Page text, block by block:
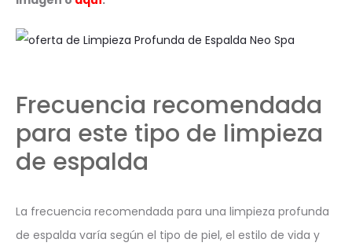
Frecuencia recomendada
para este tipo de limpieza
de espalda
La frecuencia recomendada para una limpieza profunda
de espalda varía según el tipo de piel, el estilo de vida y